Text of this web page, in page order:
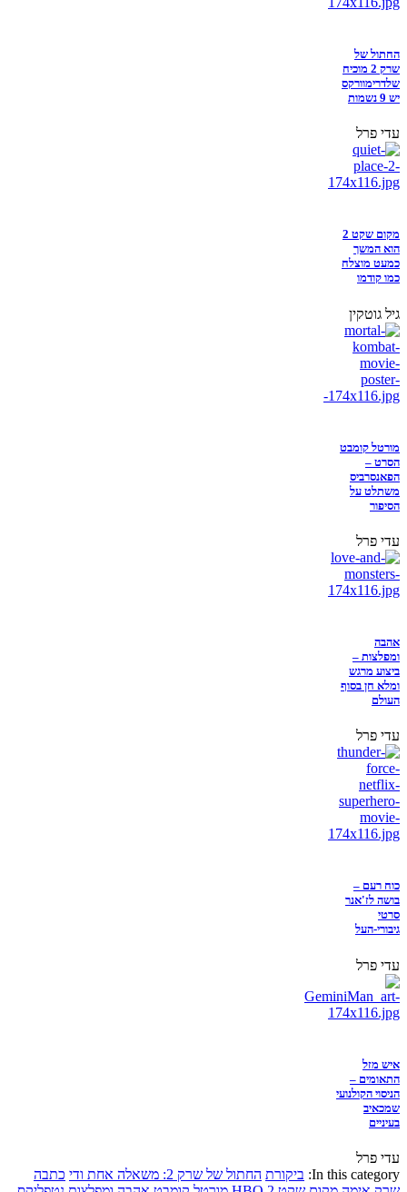
החתול של
שרק 2 מוכיח
שלדרימוורקס
יש 9 נשמות
עדי פרל
מקום שקט 2
הוא המשך
כמעט מוצלח
כמו קודמו
גיל גוטקין
מורטל קומבט
הסרט –
הפאנסרביס
משתלט על
הסיפור
עדי פרל
אהבה
ומפלצות –
ביצוע מרגש
ומלא חן בסוף
העולם
עדי פרל
כוח רעם –
בושה לז'אנר
סרטי
גיבורי-העל
עדי פרל
איש מזל
התאומים –
הניסוי הקולנועי
שמכאיב
בעיניים
עדי פרל
In this category: ביקורת החתול של שרק 2: משאלה אחת ודי
כתבה